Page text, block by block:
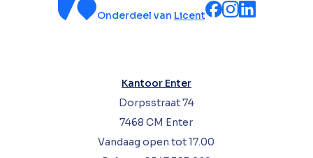
Onderdeel van Licent
Kantoor Enter
Dorpsstraat 74
7468 CM Enter
Vandaag open tot 17.00